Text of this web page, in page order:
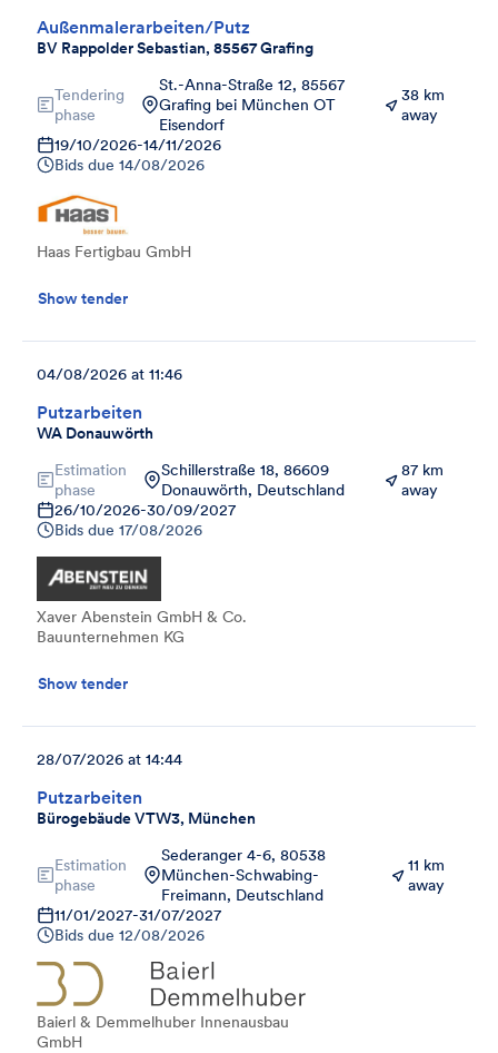
Außenmalerarbeiten/Putz
BV Rappolder Sebastian, 85567 Grafing
Tendering
phase
St.-Anna-Straße 12, 85567
Grafing bei München OT
Eisendorf
38 km
away
19/10/2026-14/11/2026
Bids due 14/08/2026
Haas Fertigbau GmbH
Show tender
Putzarbeiten
WA Donauwörth
04/08/2026 at 11:46
Estimation
phase
Schillerstraße 18, 86609
Donauwörth, Deutschland
87 km
away
26/10/2026-30/09/2027
Bids due 17/08/2026
Xaver Abenstein GmbH & Co.
Bauunternehmen KG
Show tender
Putzarbeiten
Bürogebäude VTW3, München
28/07/2026 at 14:44
Estimation
phase
Sederanger 4-6, 80538
München-Schwabing-
Freimann, Deutschland
11 km
away
11/01/2027-31/07/2027
Bids due 12/08/2026
Baierl & Demmelhuber Innenausbau
GmbH